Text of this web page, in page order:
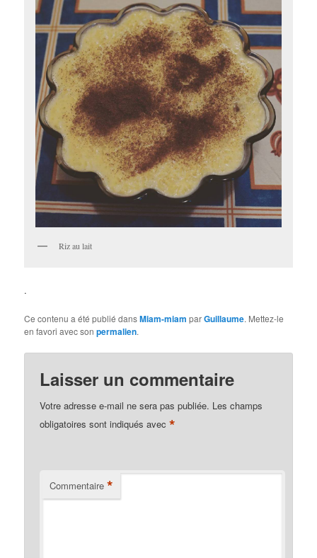
Riz au lait
.
Ce contenu a été publié dansMiam-miam parGuillaume. Mettez-le
en favori avec sonpermalien.
Laisser un commentaire
Votre adresse e-mail ne sera pas publiée. Les champs
obligatoires sont indiqués avec*
Commentaire *